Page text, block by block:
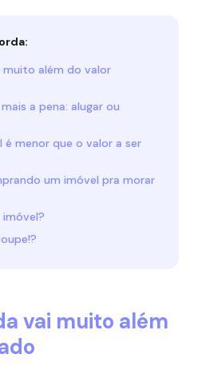
muito além do valor
a pena: alugar ou
é menor que o valor a ser
um imóvel pra morar
imóvel?
vai muito além